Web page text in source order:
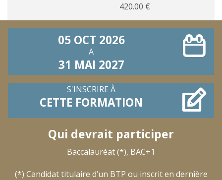
420.00 €
05 OCT 2026
A
31 MAI 2027
S'INSCRIRE À
CETTE FORMATION
Qui devrait participer
Baccalauréat (*), BAC+1
(*) Candidat titulaire d’un BTP ou inscrit en dernière